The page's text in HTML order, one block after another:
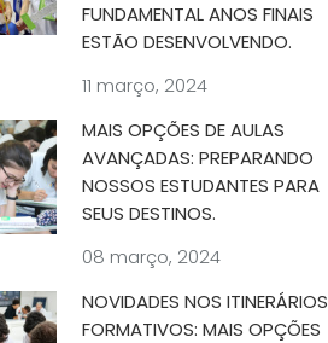
FUNDAMENTAL ANOS FINAIS
ESTÃO DESENVOLVENDO.
11 março, 2024
MAIS OPÇÕES DE AULAS
AVANÇADAS: PREPARANDO
NOSSOS ESTUDANTES PARA
SEUS DESTINOS.
08 março, 2024
NOVIDADES NOS ITINERÁRIOS
FORMATIVOS: MAIS OPÇÕES